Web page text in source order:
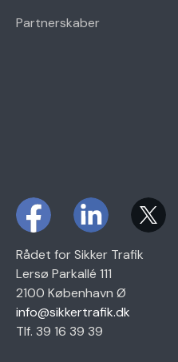
Partnerskaber
Rådet for Sikker Trafik
Lersø Parkallé 111
2100 København Ø
info@sikkertrafik.dk
Tlf. 39 16 39 39